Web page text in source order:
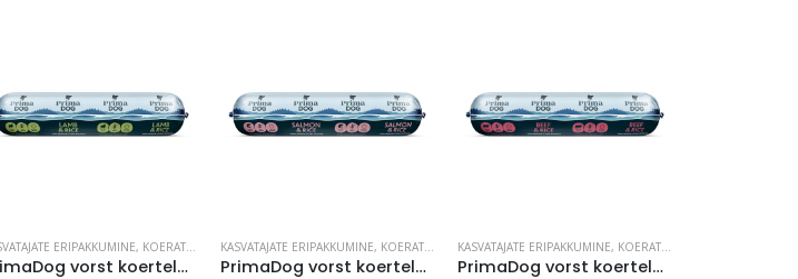
,MÄRGTOIDUD
ERIPAKKUMINE, KOERATOIT LEMMIKLOOM ,MÄRGTOIDUD
PrimaDog vorst koertele lammas-riis 800g
KASVATAJATE ERIPAKKUMINE, KOERATOIT LEMMIKLOOM ,MÄRGTOIDUD
PrimaDog vorst koertele lõhe-riis 800g
KASVATAJATE ERIPAKKUMINE, KOERATOIT
PrimaDog vorst koertele liha-riis 800g